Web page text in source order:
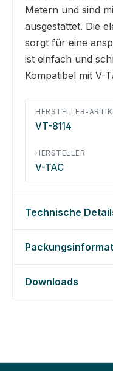
Metern und sind
ausgestattet. Die
sorgt für eine
ist einfach und
Kompatibel mit V-
HERSTELLER-
VT-8114
HERSTELLER
V-TAC
Technische
Downloads